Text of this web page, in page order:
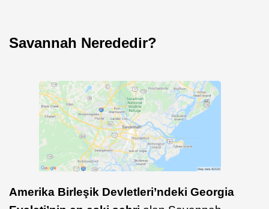
Savannah Nerededir?
Amerika Birleşik Devletleri’ndeki Georgia